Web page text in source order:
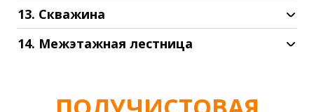
Станция (доплата).
13. Скважина
Скважина до 30 м без кессона с подводом в
дом.
14. Межэтажная лестница